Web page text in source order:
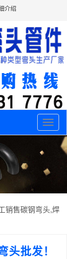
介绍
Toggle
销售碳钢弯头,焊
批发！